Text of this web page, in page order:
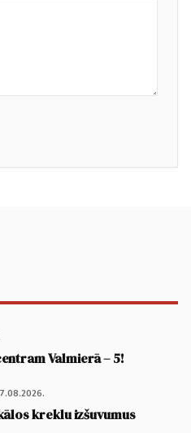
Valmierā – 5!
kreklu izšuvumus